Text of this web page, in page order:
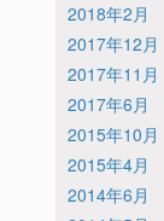
2018年2月
2017年12月
2017年11月
2017年6月
2015年10月
2015年4月
2014年6月